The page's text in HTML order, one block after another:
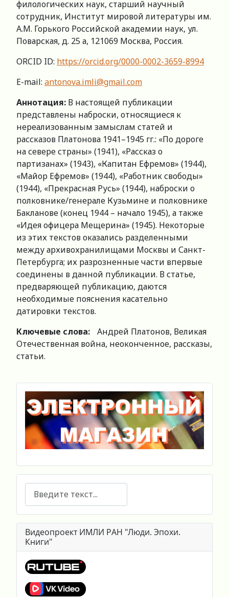
филологических наук, старший научный
сотрудник, Институт мировой литературы им.
А.М. Горького Российской академии наук, ул.
Поварская, д. 25 а, 121069 Москва, Россия.
ORCID ID: https://orcid.org/0000-0002-3659-8994
E-mail: antonova.imli@gmail.com
Аннотация: В настоящей публикации
представлены наброски, относящиеся к
нереализованным замыслам статей и
рассказов Платонова 1941–1945 гг.: «По дороге
на севере страны» (1941), «Рассказ о
партизанах» (1943), «Капитан Ефремов» (1944),
«Майор Ефремов» (1944), «Работник свободы»
(1944), «Прекрасная Русь» (1944), наброски о
полковнике/генерале Кузьмине и полковнике
Бакланове (конец 1944 – начало 1945), а также
«Идея офицера Мещерина» (1945). Некоторые
из этих текстов оказались разделенными
между архивохранилищами Москвы и Санкт-
Петербурга; их разрозненные части впервые
соединены в данной публикации. В статье,
предваряющей публикацию, даются
необходимые пояснения касательно
датировки текстов.
Ключевые слова:
Андрей Платонов, Великая
Отечественная война, неоконченное, рассказы,
статьи.
Поиск
Видеопроект ИМЛИ РАН "Люди. Эпохи.
Книги"